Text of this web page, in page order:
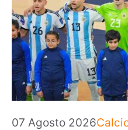
07 Agosto 2026